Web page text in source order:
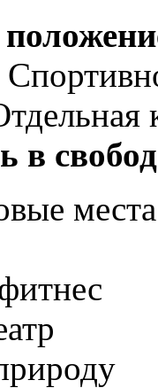
в
места